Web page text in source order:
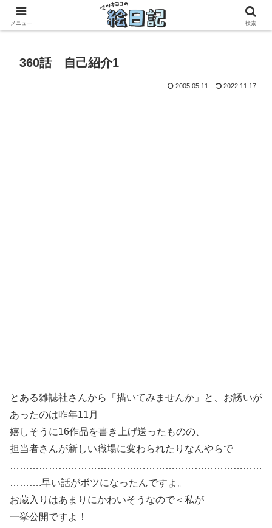
滋賀に移住した50代元主婦、フリーランス×パートの毎日
360話 自己紹介1
2005.05.11 2022.11.17
とある雑誌社さんから「描いてみませんか」と、お誘いが
あったのは昨年11月
嬉しそうに16作品を書き上げ送ったものの、
担当者さんが新しい職場に変わられたりなんやらで
……………………………………………………………………
……….早い話がボツになったんですよ。
お蔵入りはあまりにかわいそうなので＜私が
一挙公開ですよ！
メニュー 検索